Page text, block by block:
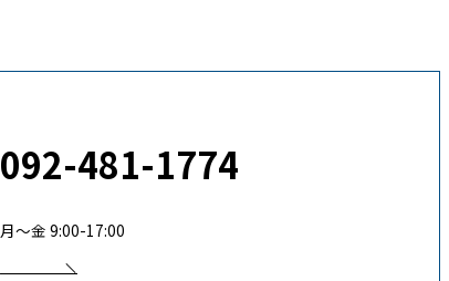
092-481-1774
月〜金 9:00-17:00